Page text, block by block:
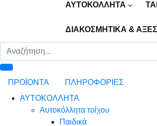
ΑΥΤΟΚΟΛΛΗΤΑ
ΔΙΑΚΟΣΜΗΤΙΚΑ &
ΠΡΟΪΟΝΤΑ
ΠΛΗΡΟΦΟΡΙΕΣ
ΑΥΤΟΚΟΛΛΗΤΑ
Αυτοκόλλητα τοίχου
Παιδικά